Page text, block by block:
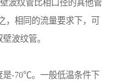
波纹管比相口径的其他管
，相同的流量要求下，可
波纹管。
是-70℃。一般低温条件下